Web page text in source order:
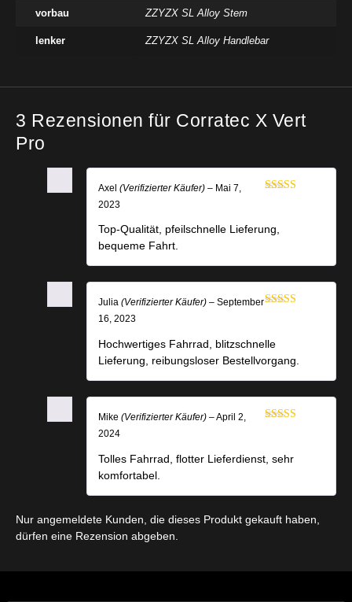
vorbau ZZYZX SL Alloy Stem
lenker ZZYZX SL Alloy Handlebar
3 Rezensionen für Corratec X Vert
Pro
Axel (Verifizierter Käufer) – Mai 7,
2023
Top-Qualität, pfeilschnelle Lieferung,
bequeme Fahrt.
Julia (Verifizierter Käufer) – September
16, 2023
Hochwertiges Fahrrad, blitzschnelle
Lieferung, reibungsloser Bestellvorgang.
Mike (Verifizierter Käufer) –April 2,
2024
Tolles Fahrrad, flotter Lieferdienst, sehr
komfortabel.
Nur angemeldete Kunden, die dieses Produkt gekauft haben,
dürfen eine Rezension abgeben.